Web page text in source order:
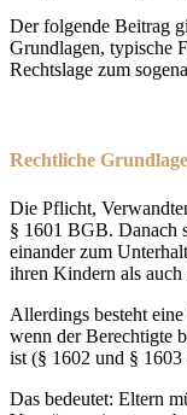
Der folgende Beitrag
Grundlagen, typische
Rechtslage zum
Rechtliche
Die Pflicht,
§ 1601 BGB. Danach
einander zum
ihren Kindern als
Allerdings besteht
wenn der Berechtigte
ist (§ 1602 und §
Das bedeutet: Eltern